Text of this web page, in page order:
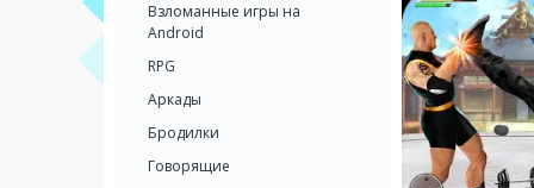
Взломанные игры на
Android
RPG
Аркады
Бродилки
Говорящие